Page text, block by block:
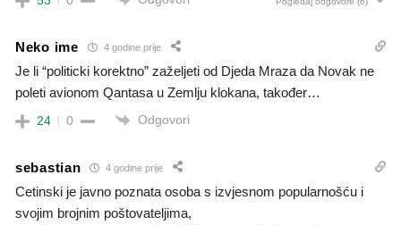
Neko ime 4 godine prije
Je li “politicki korektno” zaželjeti od Djeda Mraza da Novak ne
poleti avionom Qantasa u Zemlju klokana, također…
24 0 Odgovori
sebastian 4 godine prije
Cetinski je javno poznata osoba s izvjesnom popularnošću i
svojim brojnim poštovateljima,